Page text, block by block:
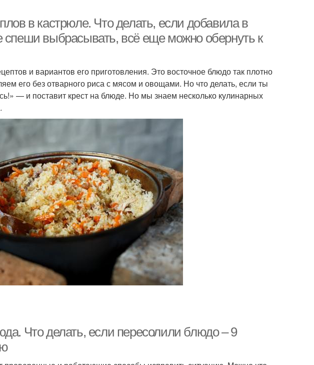
в кастрюле. Что делать, если добавила в
выбрасывать, всё еще можно обернуть к
и вариантов его приготовления. Это восточное блюдо так плотно
его без отварного риса с мясом и овощами. Но что делать, если ты
— и поставит крест на блюде. Но мы знаем несколько кулинарных
Что делать, если пересолили блюдо – 9